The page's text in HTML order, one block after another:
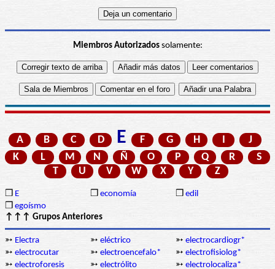
Miembros Autorizadossolamente:
A B C D E F G H I
J
K
L M N Ñ O P Q R
S
T
U V W X Y Z
❒ E ❒ economía ❒ edil
❒ egoísmo
↑↑↑ Grupos Anteriores
➳ Electra ➳ eléctrico ➳ electrocardiogr*
➳ electrocutar ➳ electroencefalo* ➳ electrofisiolog*
➳ electroforesis ➳ electrólito ➳ electrolocaliza*